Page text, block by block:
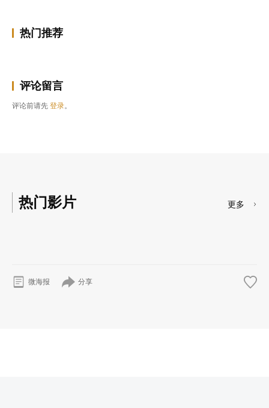
热门推荐
评论留言
评论前请先 登录。
热门影片 更多
微海报 分享